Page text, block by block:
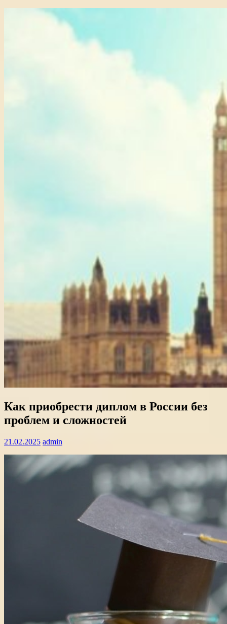
Как приобрести диплом в России без
проблем и сложностей
21.02.2025 admin